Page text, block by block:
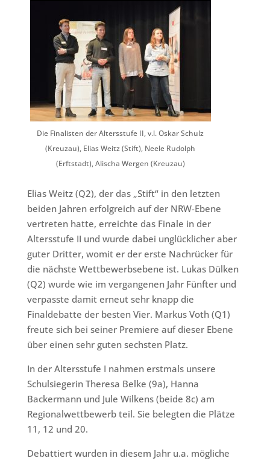
Die Finalisten der Altersstufe II, v.l. Oskar Schulz
(Kreuzau), Elias Weitz (Stift), Neele Rudolph
(Erftstadt), Alischa Wergen (Kreuzau)
Elias Weitz (Q2), der das „Stift“ in den letzten
beiden Jahren erfolgreich auf der NRW-Ebene
vertreten hatte, erreichte das Finale in der
Altersstufe II und wurde dabei unglücklicher aber
guter Dritter, womit er der erste Nachrücker für
die nächste Wettbewerbsebene ist. Lukas Dülken
(Q2) wurde wie im vergangenen Jahr Fünfter und
verpasste damit erneut sehr knapp die
Finaldebatte der besten Vier. Markus Voth (Q1)
freute sich bei seiner Premiere auf dieser Ebene
über einen sehr guten sechsten Platz.
In der Altersstufe I nahmen erstmals unsere
Schulsiegerin Theresa Belke (9a), Hanna
Backermann und Jule Wilkens (beide 8c) am
Regionalwettbewerb teil. Sie belegten die Plätze
11, 12 und 20.
Debattiert wurden in diesem Jahr u.a. mögliche